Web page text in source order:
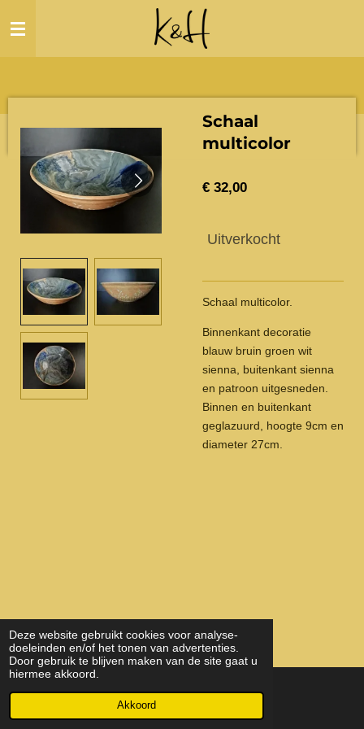
Deze website gebruikt cookies voor analyse-
doeleinden en/of het tonen van advertenties.
Door gebruik te blijven maken van de site gaat u
hiermee akkoord.
Akkoord
direct
Schaal
multicolor
€ 32,00
Uitverkocht
Schaal multicolor.
Binnenkant decoratie
blauw bruin groen wit
sienna, buitenkant sienna
en patroon uitgesneden.
Binnen en buitenkant
geglazuurd, hoogte 9cm en
diameter 27cm.
JouwWeb